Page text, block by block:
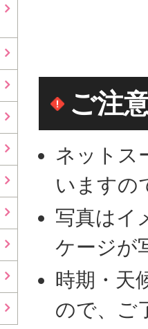
ご注
ネットス
いますの
写真はイ
ケージが
時期・天
ので、ご